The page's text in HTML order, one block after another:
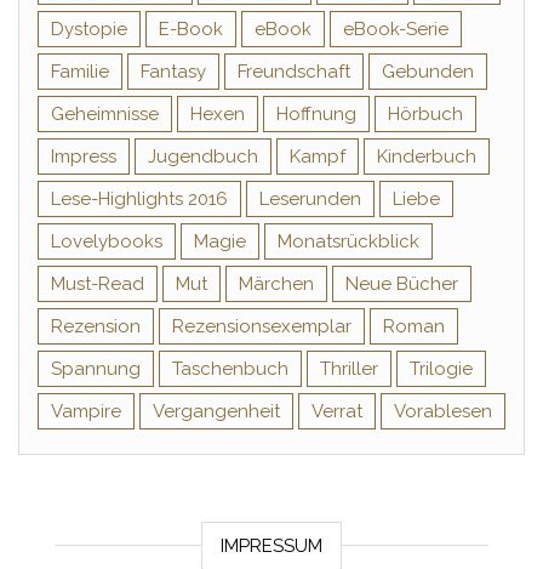
Dystopie
E-Book eBook
eBook-Serie
Familie
Fantasy Freundschaft
Gebunden
Geheimnisse
Hexen Hoffnung
Hörbuch
Impress
Jugendbuch Kampf
Kinderbuch
Lese-Highlights 2016
Leserunden
Liebe
Lovelybooks
Magie
Monatsrückblick
Must-Read
Mut Märchen
Neue Bücher
Rezension
Rezensionsexemplar
Roman
Spannung
Taschenbuch Thriller
Trilogie
Vampire
Vergangenheit Verrat Vorablesen
IMPRESSUM